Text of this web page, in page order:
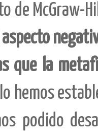
de McGraw-
que la
hemos
podido